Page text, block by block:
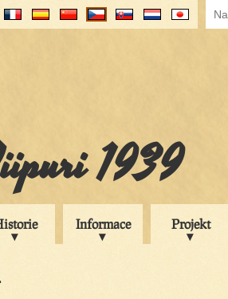
1939
Informace Projekt